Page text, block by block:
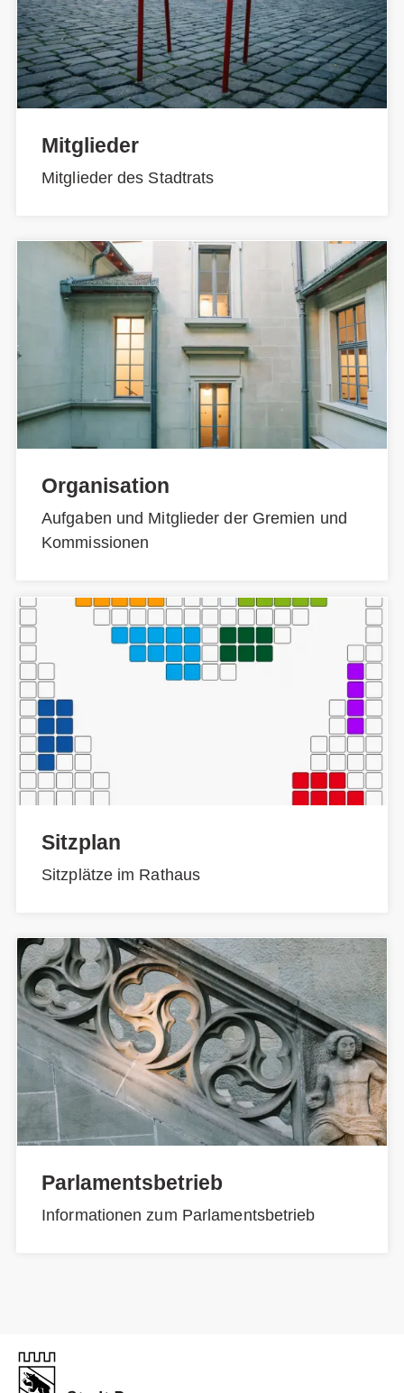
Mitglieder
Mitglieder des Stadtrats
Organisation
Aufgaben und Mitglieder der Gremien und
Kommissionen
Sitzplan
Sitzplätze im Rathaus
Parlamentsbetrieb
Informationen zum Parlamentsbetrieb